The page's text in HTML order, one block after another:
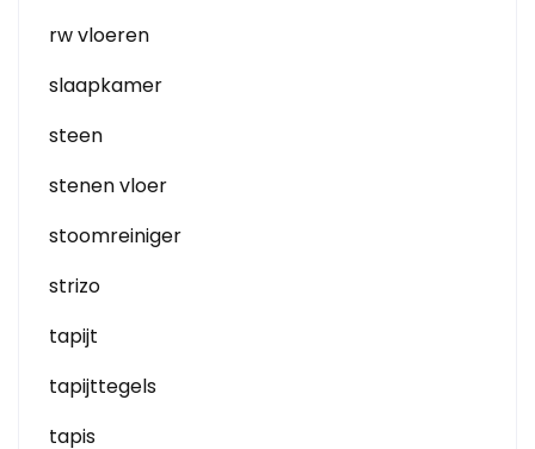
rw vloeren
slaapkamer
steen
stenen vloer
stoomreiniger
strizo
tapijt
tapijttegels
tapis